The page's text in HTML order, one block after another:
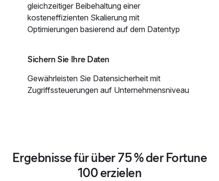
gleichzeitiger Beibehaltung einer
kosteneffizienten Skalierung mit
Optimierungen basierend auf dem Datentyp
Sichern Sie Ihre Daten
Gewährleisten Sie Datensicherheit mit
Zugriffssteuerungen auf Unternehmensniveau
Ergebnisse für über 75 % der Fortune
100 erzielen